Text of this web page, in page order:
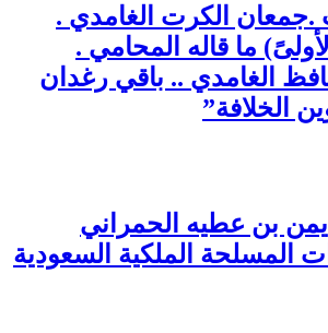
.جمعان الكرت الغامدي .
ما قاله المحامي .
الغامدي .. باقي رغدان
الخلافة”
بن عطيه الحمراني
المسلحة الملكية السعودية